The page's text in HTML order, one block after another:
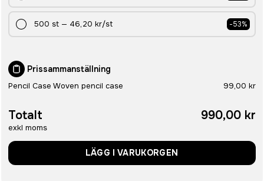
500 st — 46,20 kr/st -53%
Prissammanställning
Pencil Case Woven pencil case 99,00 kr
Totalt
exkl moms
990,00 kr
LÄGG I VARUKORGEN